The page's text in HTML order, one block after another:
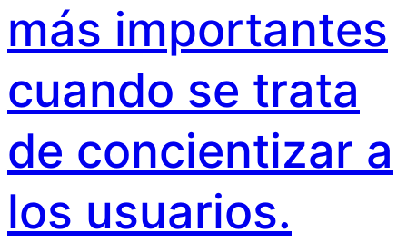
más importantes
cuando se trata
de concientizar a
los usuarios.